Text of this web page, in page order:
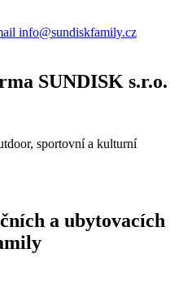
info@sundiskfamily.cz
SUNDISK s.r.o.
sportovní a kulturní
a ubytovacích